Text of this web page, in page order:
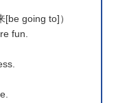
going to]）
fun.